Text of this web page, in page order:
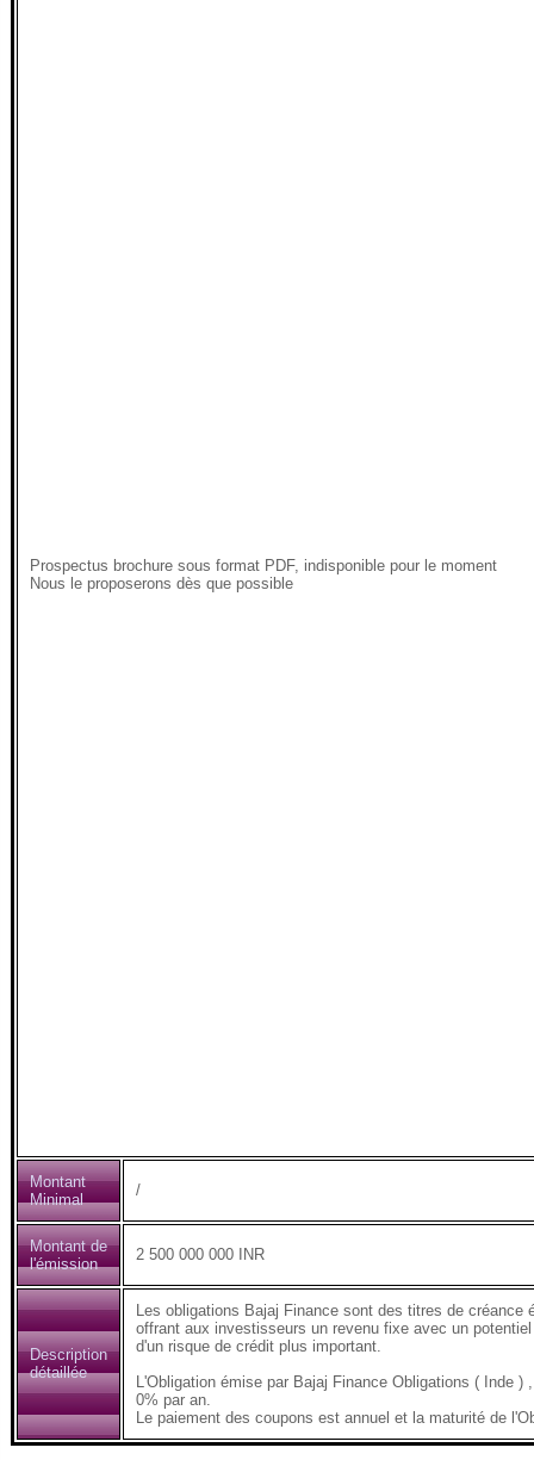
Prospectus brochure sous format PDF, indisponible pour le moment
Nous le proposerons dès que possible
Montant
Minimal
/
Montant de
l'émission
2 500 000 000 INR
Description
détaillée
Les obligations Bajaj Finance sont des titres de
offrant aux investisseurs un revenu fixe avec un
d'un risque de crédit plus important.
L'Obligation émise par Bajaj Finance Obligations ( Inde
0% par an.
Le paiement des coupons est annuel et la maturité de